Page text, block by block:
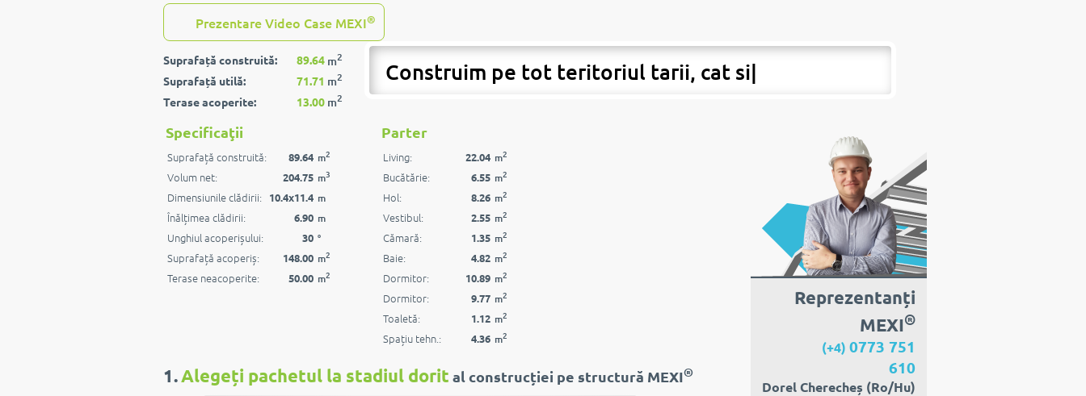
Prezentare Video Case MEXI®
Suprafață construită: 89.64 m2
Suprafață utilă: 71.71 m2
Terase acoperite: 13.00 m2
Construim pe tot teritoriul tarii, cat si peste hot
Specificaţii
Suprafață construită: 89.64 m2
Volum net: 204.75 m3
Dimensiunile clădirii: 10.4x11.4 m
Înălțimea clădirii: 6.90 m
Unghiul acoperișului: 30 °
Suprafață acoperiș: 148.00 m2
Terase neacoperite: 50.00 m2
Parter
Living: 22.04 m2
Bucătărie: 6.55 m2
Hol: 8.26 m2
Vestibul: 2.55 m2
Cămară: 1.35 m2
Baie: 4.82 m2
Dormitor: 10.89 m2
Dormitor: 9.77 m2
Toaletă: 1.12 m2
Spațiu tehn.: 4.36 m2
1.Alegeți pachetul la stadiul dorit al construcției pe structură MEXI®
Reprezentanți
MEXI®
(+4) 0773 751
610
Dorel Cherecheș (Ro/Hu)